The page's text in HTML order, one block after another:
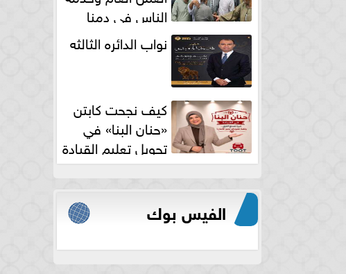
الناس فى دمنا
نواب الدائره الثالثه
كيف نجحت كابتن
«حنان البنا» في
تحويل تعليم القيادة
النسائية من خوف...
الفيس بوك